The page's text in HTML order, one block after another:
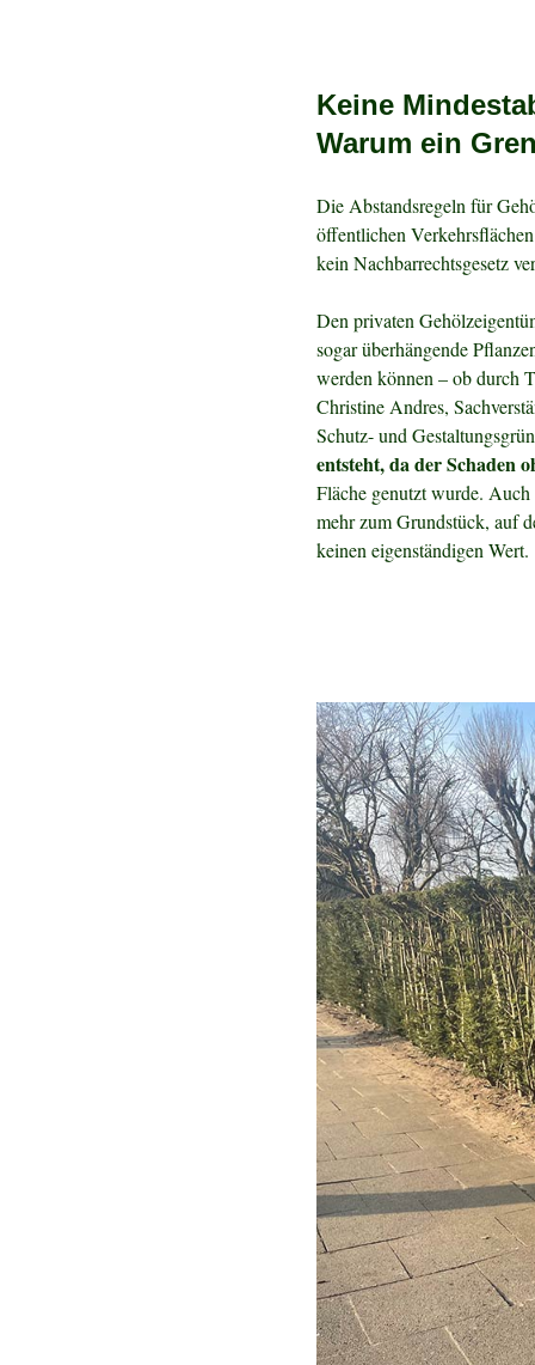
Keine
Warum ein
Die Abstandsregeln für
öffentlichen
kein Nachbarrechtsgesetz
Den privaten
sogar überhängende
werden können – ob durch
Christine Andres,
Schutz- und
entsteht, da der Schaden
Fläche genutzt wurde.
mehr zum Grundstück, auf
keinen eigenständigen Wert.